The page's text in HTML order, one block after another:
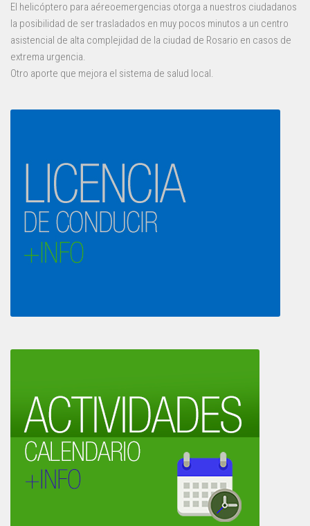
El helicóptero para aéreoemergencias otorga a nuestros ciudadanos
la posibilidad de ser trasladados en muy pocos minutos a un centro
asistencial de alta complejidad de la ciudad de Rosario en casos de
extrema urgencia.
Otro aporte que mejora el sistema de salud local.